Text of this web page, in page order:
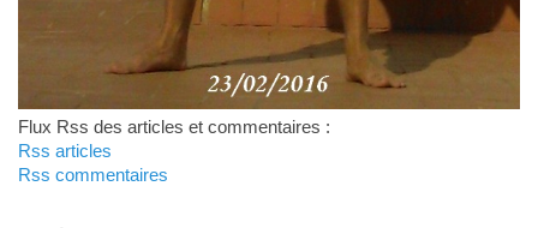
Flux Rss des articles et commentaires :
Rss articles
Rss commentaires